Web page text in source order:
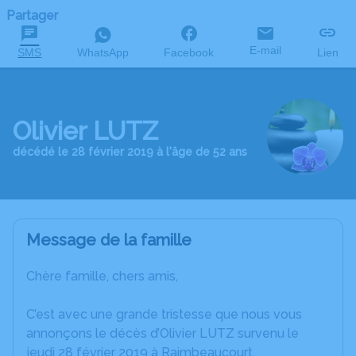
Partager
SMS WhatsApp Facebook E-mail Lien
Olivier LUTZ
décédé le 28 février 2019 à l'âge de 52 ans
Message de la famille
Chère famille, chers amis,
C’est avec une grande tristesse que nous vous
annonçons le décès d’Olivier LUTZ survenu le
jeudi 28 février 2019 à Raimbeaucourt.